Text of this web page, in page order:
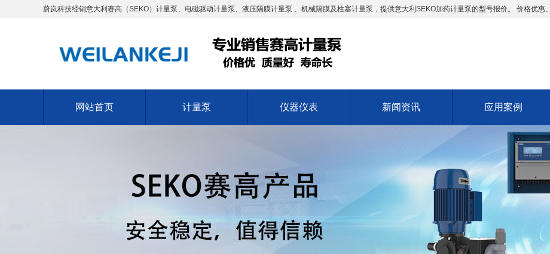
蔚岚科技经销意大利赛高（SEKO）计量泵、电磁驱动计量泵、液压隔膜计量泵 、机械隔膜及柱塞计量泵，提供意大利SEKO加药计量泵的型号报价。 价格优惠
网站首页 计量泵 仪器仪表 新闻资讯 应用案例